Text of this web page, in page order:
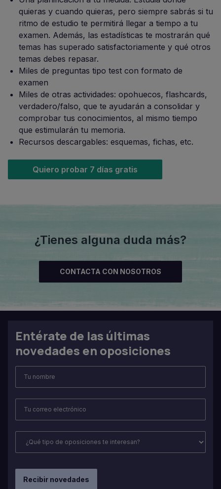
quieras y cuando quieras, pero siempre sabrás si tu
ritmo de estudio te permitirá llegar a tiempo a tu
examen. Además, las estadísticas te mostrarán qué
temas has superado satisfactoriamente y qué otros
temas debes repasar.
Miles de preguntas tipo test con formato de
examen
Miles de otras actividades: opohuecos, flashcards,
verdadero/falso, que te ayudarán a consolidar y
comprobar tus conocimientos, al mismo tiempo
que estimularán tu memoria.
Recursos descargables: esquemas, fichas, etc.
Quiero probar 7 días gratis
¿Tienes alguna duda más?
CONTACTA CON NOSOTROS
Entérate de las últimas
novedades en oposiciones